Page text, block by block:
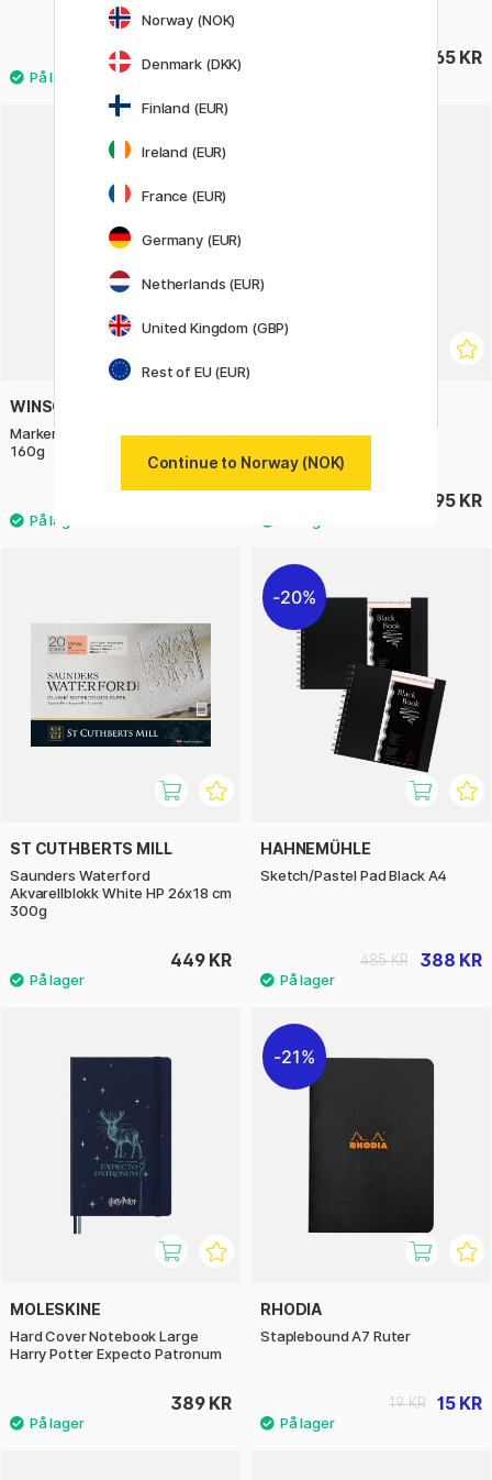
341 KR
379 KR 365 KR
WINSOR & NEWTON
Markerblokk Heavyweight A3
160g
Creativ Sketch pad A4
195 KR
ST CUTHBERTS MILL
Saunders Waterford
Akvarellblokk White HP 26x18 cm
300g
449 KR
20%
HAHNEMÜHLE
Sketch/Pastel Pad Black A4
388 KR
485 KR
MOLESKINE
Hard Cover Notebook Large
Harry Potter Expecto Patronum
389 KR
21%
RHODIA
Staplebound A7 Ruter
15 KR
19 KR
Norway (NOK)
Denmark (DKK)
Finland (EUR)
Ireland (EUR)
France (EUR)
Germany (EUR)
Netherlands (EUR)
United Kingdom (GBP)
Rest of EU (EUR)
Continue to Norway (NOK)